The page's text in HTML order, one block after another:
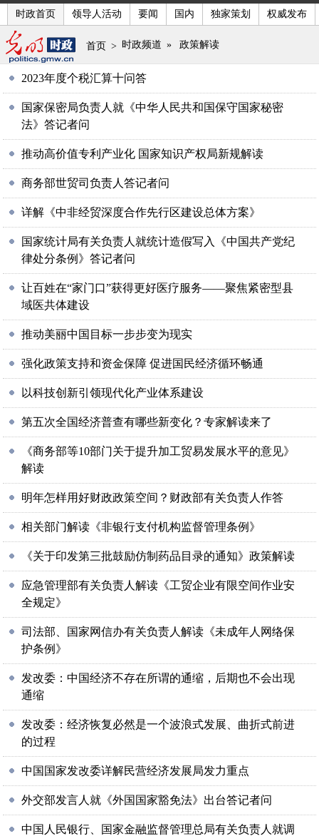
时政首页 领导人活动 要闻 国内 独家策划 权威发布
首页 > 时政频道 » 政策解读
2023年度个税汇算十问答
国家保密局负责人就《中华人民共和国保守国家秘密
法》答记者问
推动高价值专利产业化 国家知识产权局新规解读
商务部世贸司负责人答记者问
详解《中非经贸深度合作先行区建设总体方案》
国家统计局有关负责人就统计造假写入《中国共产党纪
律处分条例》答记者问
让百姓在“家门口”获得更好医疗服务——聚焦紧密型县
域医共体建设
推动美丽中国目标一步步变为现实
强化政策支持和资金保障 促进国民经济循环畅通
以科技创新引领现代化产业体系建设
第五次全国经济普查有哪些新变化？专家解读来了
《商务部等10部门关于提升加工贸易发展水平的意见》
解读
明年怎样用好财政政策空间？财政部有关负责人作答
相关部门解读《非银行支付机构监督管理条例》
《关于印发第三批鼓励仿制药品目录的通知》政策解读
应急管理部有关负责人解读《工贸企业有限空间作业安
全规定》
司法部、国家网信办有关负责人解读《未成年人网络保
护条例》
发改委：中国经济不存在所谓的通缩，后期也不会出现
通缩
发改委：经济恢复必然是一个波浪式发展、曲折式前进
的过程
中国国家发改委详解民营经济发展局发力重点
外交部发言人就《外国国家豁免法》出台答记者问
中国人民银行、国家金融监督管理总局有关负责人就调